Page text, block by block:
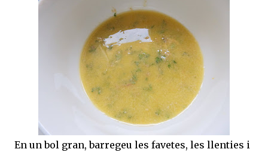
En un bol gran, barregeu les favetes, les llenties i